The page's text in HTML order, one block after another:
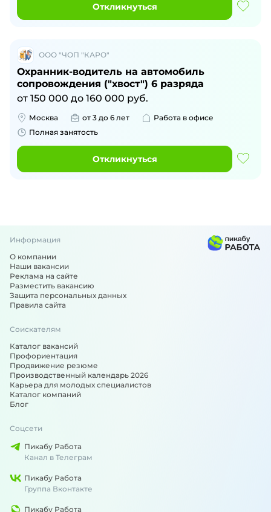
Откликнуться
ООО "ЧОП "КАРО"
Охранник-водитель на автомобиль
сопровождения ("хвост") 6 разряда
от 150 000 до 160 000 руб.
Москва от 3 до 6 лет
Работа в офисе
Полная занятость
Откликнуться
Информация
О компании
Наши вакансии
Реклама на сайте
Разместить вакансию
Защита персональных данных
Правила сайта
Соискателям
Каталог вакансий
Профориентация
Продвижение резюме
Производственный календарь 2026
Карьера для молодых специалистов
Каталог компаний
Блог
Соцсети
Пикабу Работа
Канал в Телеграм
Пикабу Работа
Группа Вконтакте
Пикабу Работа